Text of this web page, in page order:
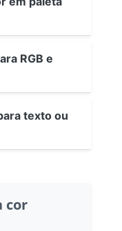
RGB e
texto ou
cor